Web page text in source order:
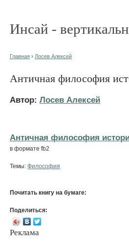
Инсай -
Главная › Лосев Алексей
Античная философия
Автор: Лосев Алексей
Античная философия
в формате fb2
Темы: Философия
Почитать книгу на бумаге:
Поделиться:
Реклама